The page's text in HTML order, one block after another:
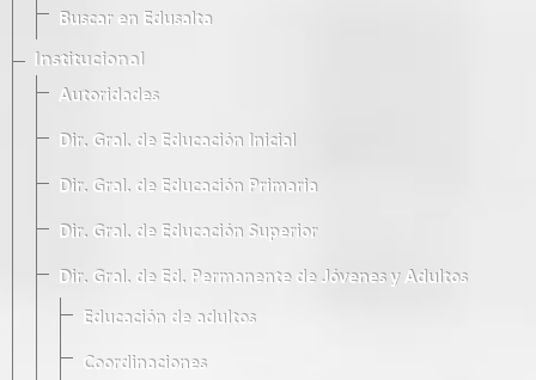
Buscar en Edusalta
Institucional
Autoridades
Dir. Gral. de Educación Inicial
Dir. Gral. de Educación Primaria
Dir. Gral. de Educación Superior
Dir. Gral. de Ed. Permanente de Jóvenes y Adultos
Educación de adultos
Coordinaciones